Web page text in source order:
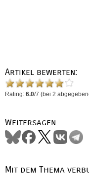
Artikel bewerten:
Rating: 6.0/7 (bei 2
Weitersagen
Mit dem Thema